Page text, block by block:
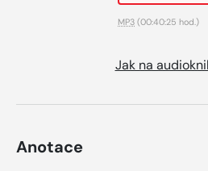
MP3 (00:40:25 hod.)
Jak na
Anotace